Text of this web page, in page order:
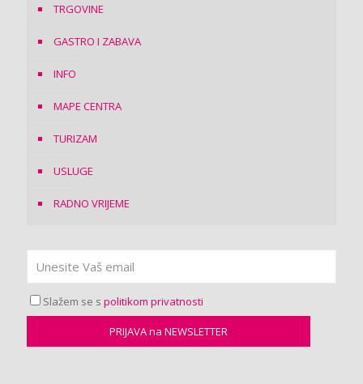
TRGOVINE
GASTRO I ZABAVA
INFO
MAPE CENTRA
TURIZAM
USLUGE
RADNO VRIJEME
Slažem se s politikom privatnosti